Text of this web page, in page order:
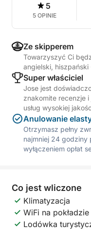
5
5 OPINIE
Ze skipperem
Towarzyszyć Ci
angielski, hiszpański
Super właściciel
Jose jest
znakomite recenzje
usług wysokiej
Anulowanie
Otrzymasz pełny
najmniej 24 godziny
wyłączeniem opłat
Co jest wliczone
Klimatyzacja
WiFi na pokładzie
Lodówka